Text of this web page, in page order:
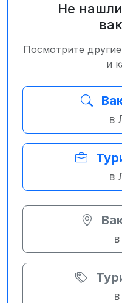
Не
Посмотрите
и
в
в